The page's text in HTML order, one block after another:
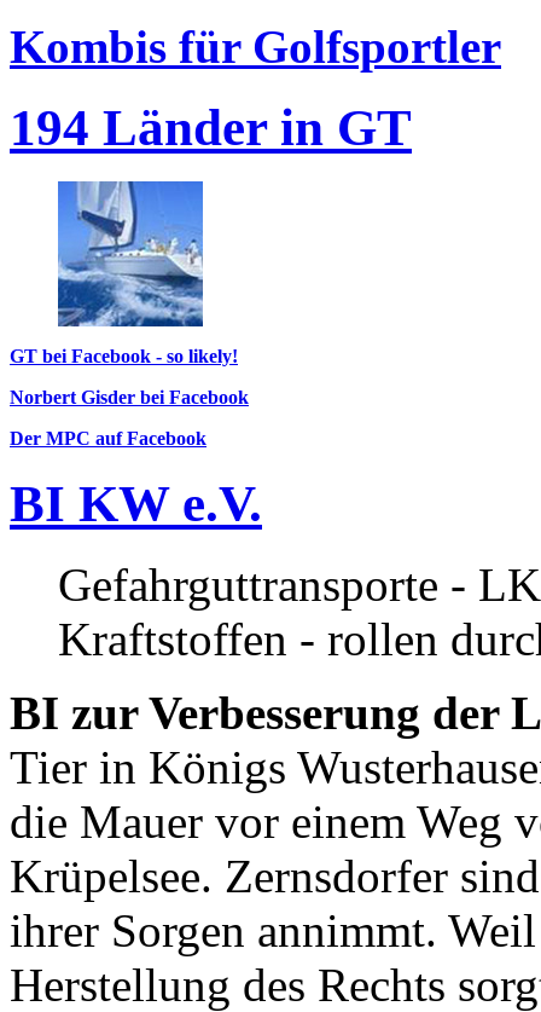
Kombis für Golfsportler
194 Länder in GT
GT bei Facebook - so likely!
Norbert Gisder bei Facebook
Der MPC auf Facebook
BI KW e.V.
Gefahrguttransporte -
Kraftstoffen - rollen
BI zur Verbesserung der
Tier in Königs
die Mauer vor einem Weg
Krüpelsee. Zernsdorfer
ihrer Sorgen annimmt.
Herstellung des Rechts